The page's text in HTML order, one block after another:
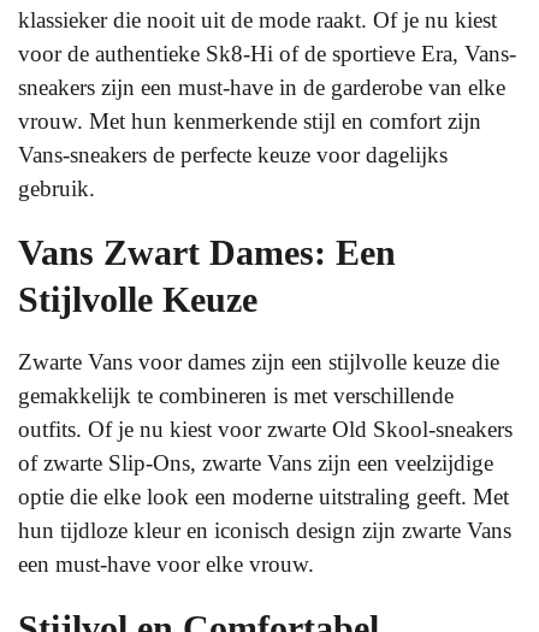
klassieker die nooit uit de mode raakt. Of je nu kiest
voor de authentieke Sk8-Hi of de sportieve Era, Vans-
sneakers zijn een must-have in de garderobe van elke
vrouw. Met hun kenmerkende stijl en comfort zijn
Vans-sneakers de perfecte keuze voor dagelijks
gebruik.
Vans Zwart Dames: Een
Stijlvolle Keuze
Zwarte Vans voor dames zijn een stijlvolle keuze die
gemakkelijk te combineren is met verschillende
outfits. Of je nu kiest voor zwarte Old Skool-sneakers
of zwarte Slip-Ons, zwarte Vans zijn een veelzijdige
optie die elke look een moderne uitstraling geeft. Met
hun tijdloze kleur en iconisch design zijn zwarte Vans
een must-have voor elke vrouw.